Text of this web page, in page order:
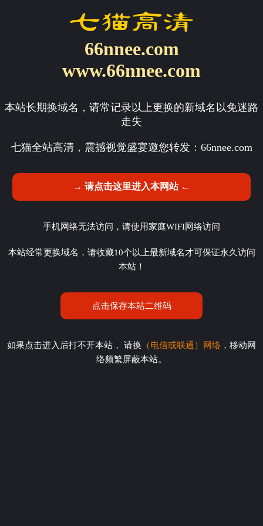
66nnee.com
www.66nnee.com
本站长期换域名，请常记录以上更换的新域名以免迷路
走失
七猫全站高清，震撼视觉盛宴邀您转发： 66nnee.com
→ 请点击这里进入本网站 ←
手机网络无法访问，请使用家庭WIFI网络访问
本站经常更换域名，请收藏10个以上最新域名才可保证永久访问
本站！
点击保存本站二维码
如果点击进入后打不开本站， 请换 （电信或联通）网络 ，移动网
络频繁屏蔽本站。